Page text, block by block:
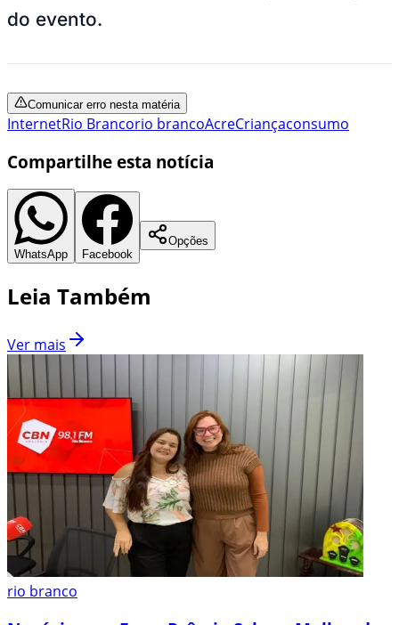
do evento.
Comunicar erro nesta matéria
InternetRio Brancorio brancoAcreCriançaconsumo
Compartilhe esta notícia
WhatsApp Facebook
Opções
Leia Também
Ver mais
rio branco